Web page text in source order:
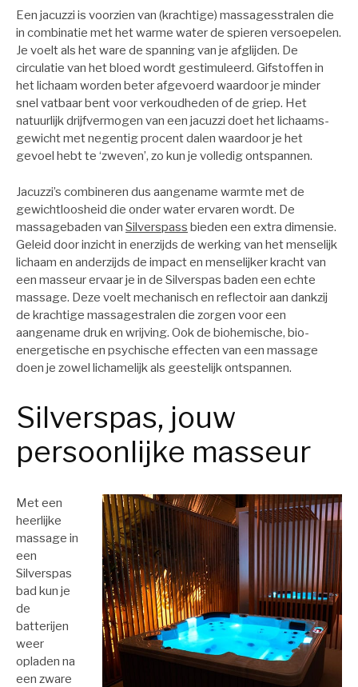
Een jacuzzi is voorzien van (krachtige) massagesstralen die
in combinatie met het warme water de spieren versoepelen.
Je voelt als het ware de spanning van je afglijden. De
circulatie van het bloed wordt gestimuleerd. Gifstoffen in
het lichaam worden beter afgevoerd waardoor je minder
snel vatbaar bent voor verkoudheden of de griep. Het
natuurlijk drijfvermogen van een jacuzzi doet het lichaams-
gewicht met negentig procent dalen waardoor je het
gevoel hebt te ‘zweven’, zo kun je volledig ontspannen.
Jacuzzi’s combineren dus aangename warmte met de
gewichtloosheid die onder water ervaren wordt. De
massagebaden van Silverspass bieden een extra dimensie.
Geleid door inzicht in enerzijds de werking van het menselijk
lichaam en anderzijds de impact en menselijker kracht van
een masseur ervaar je in de Silverspas baden een echte
massage. Deze voelt mechanisch en reflectoir aan dankzij
de krachtige massagestralen die zorgen voor een
aangename druk en wrijving. Ook de biohemische, bio-
energetische en psychische effecten van een massage
doen je zowel lichamelijk als geestelijk ontspannen.
Silverspas, jouw
persoonlijke masseur
Met een
heerlijke
massage in
een
Silverspas
bad kun je
de
batterijen
weer
opladen na
een zware